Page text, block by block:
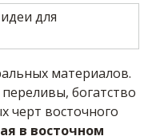
материалов.
богатство
черт восточного
в восточном